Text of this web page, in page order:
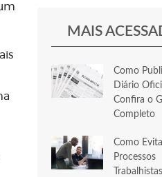
MAIS
Como
Diário
Confira o
Completo
Como
Processos